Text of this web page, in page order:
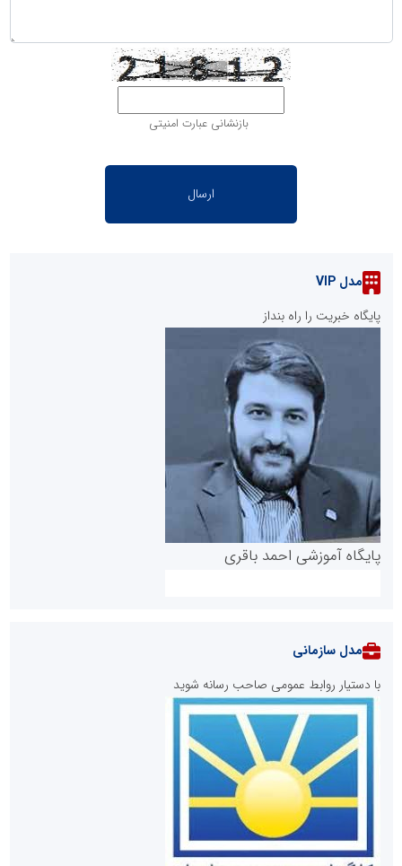
بازنشانی عبارت امنیتی
مدل VIP
پایگاه خبریت را راه بنداز
پایگاه آموزشی احمد باقری
روابط عمومی خبرگزاری گزارش خبر
مدل سازمانی
با دستیار روابط عمومی صاحب رسانه شوید